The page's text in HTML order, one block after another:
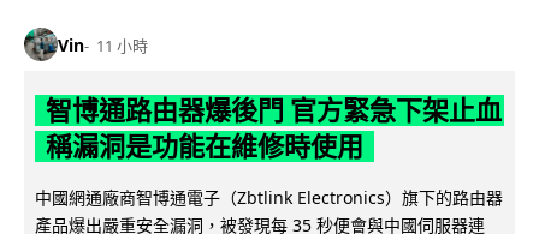
Vin 11 小時
智博通路由器爆後門 官方緊急下架止血
稱漏洞是功能在維修時使用
中國網通廠商智博通電子（Zbtlink Electronics）旗下的路由器
產品爆出嚴重安全漏洞，被發現每 35 秒便會與中國伺服器連